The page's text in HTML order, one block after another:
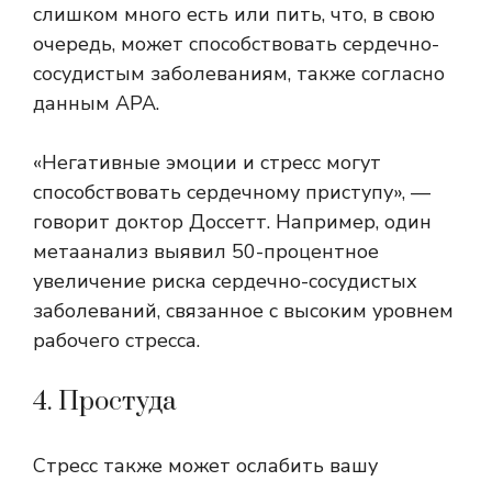
слишком много есть или пить, что, в свою
очередь, может способствовать сердечно-
сосудистым заболеваниям, также согласно
данным APA.
«Негативные эмоции и стресс могут
способствовать сердечному приступу», —
говорит доктор Доссетт. Например, один
метаанализ выявил 50-процентное
увеличение риска сердечно-сосудистых
заболеваний, связанное с высоким уровнем
рабочего стресса.
4. Простуда
Стресс также может ослабить вашу